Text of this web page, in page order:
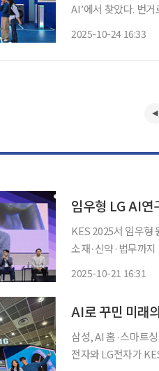
AI’에서 찾았다. 번
2025-10-24 16:33
KES 2025서 임우형
소재·신약·법무까
2025-10-21 16:31
AI로 꾸민 미래
삼성, AI 홈·스마트싱
전자와 LG전자가